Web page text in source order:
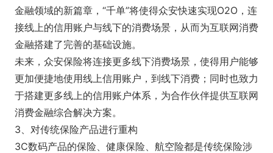
金融领域的新篇章，“千单”将使得众安快速实现O2O，连
接线上的信用账户与线下的消费场景，从而为互联网消费
金融搭建了完善的基础设施。
未来，众安保险将连接更多线下消费场景，使得用户能够
更加便捷地使用线上信用账户，到线下消费；同时也致力
于搭建更多线上的信用账户体系，为合作伙伴提供互联网
消费金融综合解决方案。
3、对传统保险产品进行重构
3C数码产品的保险、健康保险、航空险都是传统保险涉